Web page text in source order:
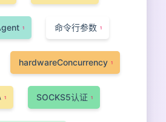
1 命令行参数 1
hardwareConcurrency 1
1 SOCKS5认证 1